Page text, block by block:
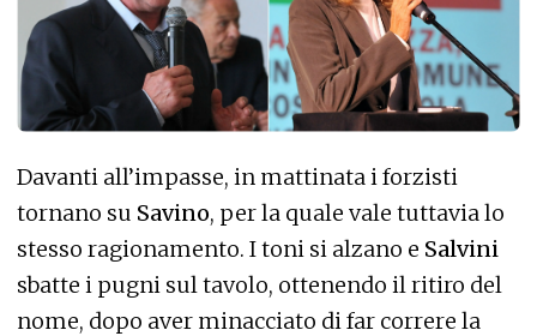
Davanti all’impasse, in mattinata i forzisti
tornano su Savino, per la quale vale tuttavia lo
stesso ragionamento. I toni si alzano e Salvini
sbatte i pugni sul tavolo, ottenendo il ritiro del
nome, dopo aver minacciato di far correre la